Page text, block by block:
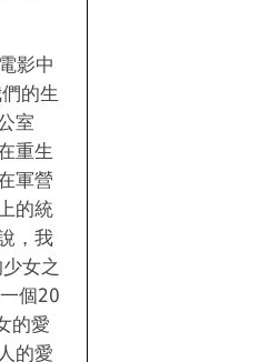
影中
的生
室
重生
軍營
的統
，我
女之
個20
的愛
的愛